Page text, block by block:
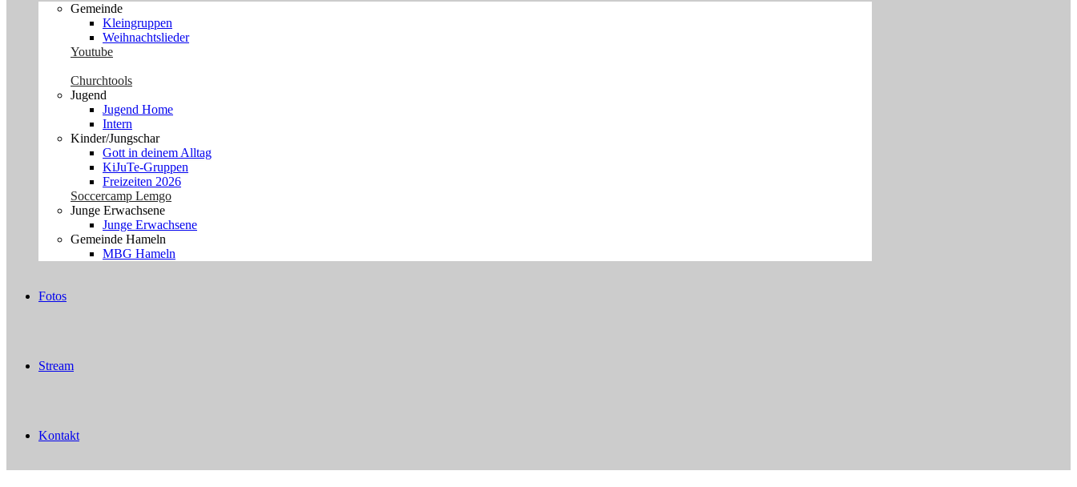
Gemeinde
Kleingruppen
Weihnachtslieder
Youtube
Churchtools
Jugend
Jugend Home
Intern
Kinder/Jungschar
Gott in deinem Alltag
KiJuTe-Gruppen
Freizeiten 2026
Soccercamp Lemgo
Junge Erwachsene
Junge Erwachsene
Gemeinde Hameln
MBG Hameln
Fotos
Stream
Kontakt